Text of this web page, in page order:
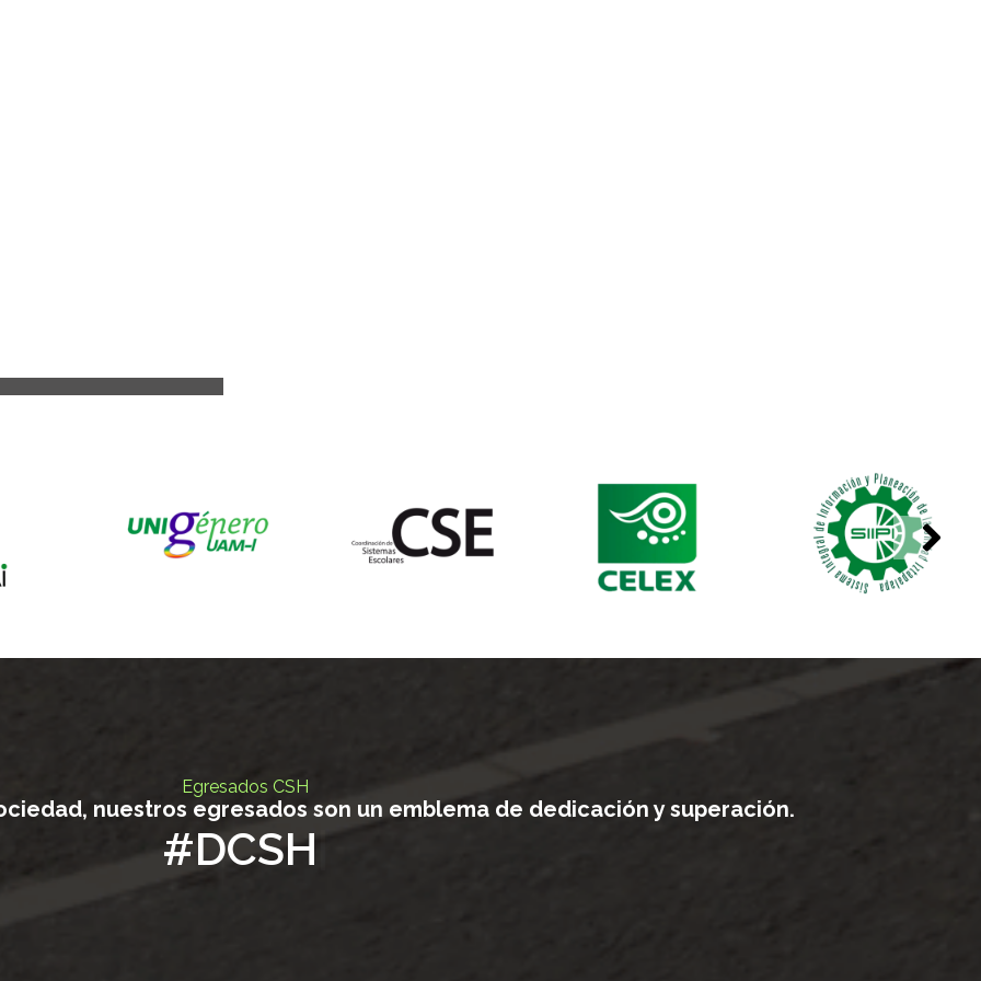
Egresados CSH
nuestros egresados son un emblema de dedicación y superación.
#S